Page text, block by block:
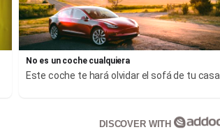
No es un coche cualquiera
Este coche te hará olvidar el sofá de tu casa
DISCOVER WITH